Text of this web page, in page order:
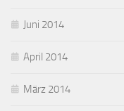
Juni 2014
April 2014
März 2014